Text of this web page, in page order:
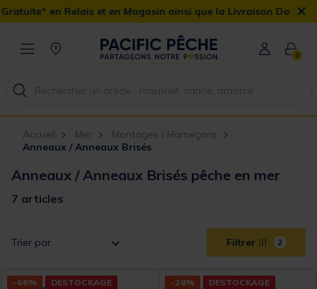
et en Magasin ainsi que la Livraison Domicile offerte dès 90€
×
0
Accueil Mer
Montages / Hameçons
Anneaux / Anneaux Brisés
Anneaux / Anneaux Brisés pêche en mer
7 articles
Trier par Filtrer 2
-66% DESTOCKAGE -28% DESTOCKAGE